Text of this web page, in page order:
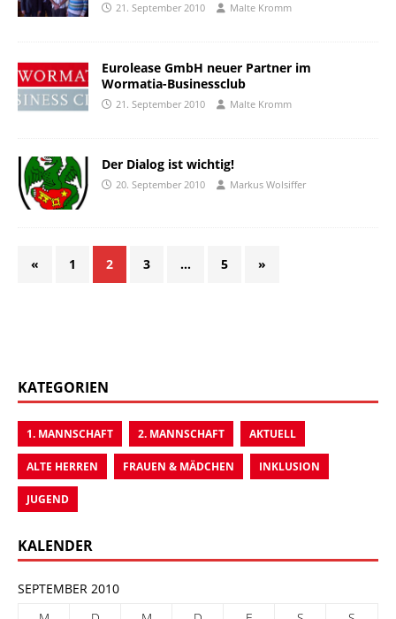
21. September 2010 Malte Kromm
Eurolease GmbH neuer Partner im
Wormatia-Businessclub
21. September 2010 Malte Kromm
Der Dialog ist wichtig!
20. September 2010 Markus Wolsiffer
« 1 2 3 … 5 »
KATEGORIEN
1. MANNSCHAFT 2. MANNSCHAFT AKTUELL
ALTE HERREN FRAUEN & MÄDCHEN INKLUSION
JUGEND
KALENDER
SEPTEMBER 2010